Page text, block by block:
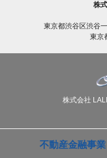
株
東京都渋谷区渋谷
東京
株式会社
不動産金融事業